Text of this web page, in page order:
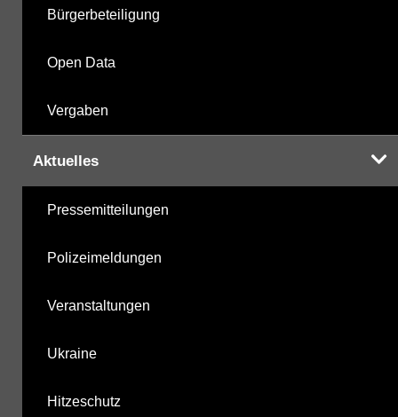
Bürgerbeteiligung
Open Data
Vergaben
Aktuelles
Pressemitteilungen
Polizeimeldungen
Veranstaltungen
Ukraine
Hitzeschutz